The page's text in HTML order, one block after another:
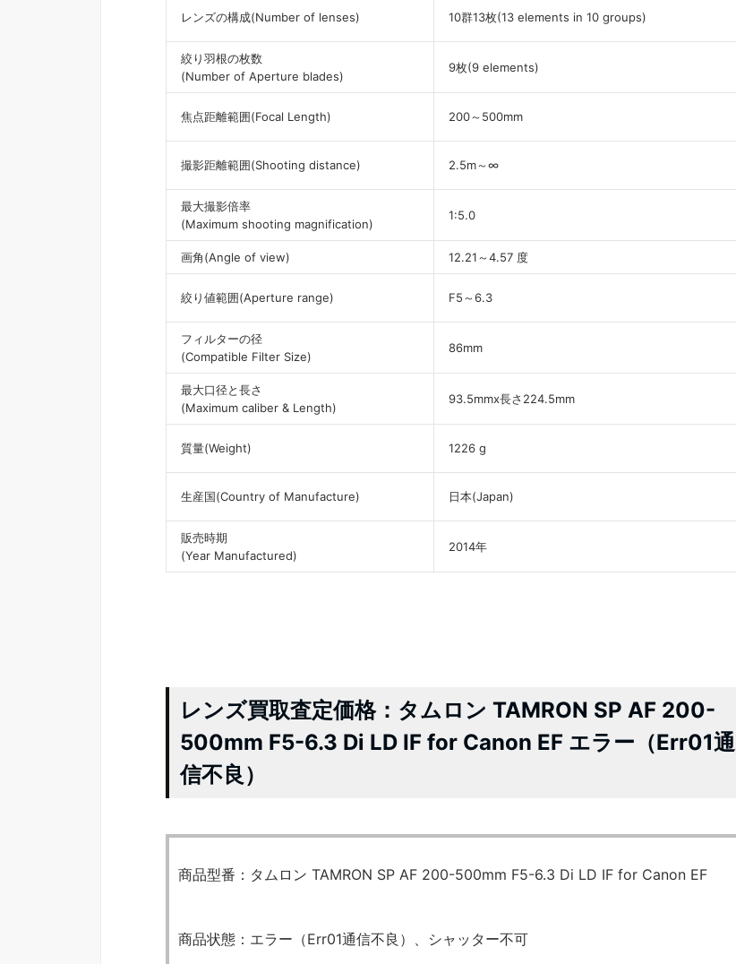
レンズの構成(Number of lenses) 10群13枚(13 elements in 10 groups)
絞り羽根の枚数
(Number of Aperture blades)
9枚(9 elements)
焦点距離範囲(Focal Length) 200～500mm
撮影距離範囲(Shooting distance) 2.5m～∞
最大撮影倍率
(Maximum shooting magnification)
1:5.0
画角(Angle of view) 12.21～4.57 度
絞り値範囲(Aperture range) F5～6.3
フィルターの径
(Compatible Filter Size)
86mm
最大口径と長さ
(Maximum caliber & Length)
93.5mmx長さ224.5mm
質量(Weight) 1226 g
生産国(Country of Manufacture) 日本(Japan)
販売時期
(Year Manufactured)
2014年
レンズ買取査定価格：タムロン TAMRON SP AF 200-
500mm F5-6.3 Di LD IF for Canon EF エラー（Err01通
信不良）
商品型番：タムロン TAMRON SP AF 200-500mm F5-6.3 Di LD IF for Canon EF
商品状態：エラー（Err01通信不良）、シャッター不可